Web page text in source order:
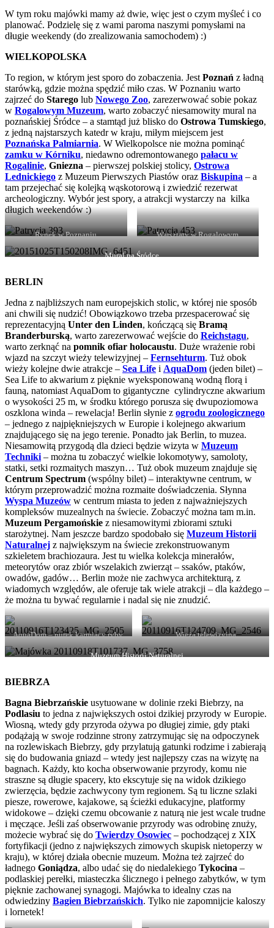
W tym roku majówki mamy aż dwie, więc jest o czym myśleć i co
planować. Podzielę się z wami paroma naszymi pomysłami na
długie weekendy (do zrealizowania samochodem) :)
WIELKOPOLSKA
To region, w którym jest sporo do zobaczenia. Jest Poznań z ładną
starówką, gdzie można spędzić miło czas. W Poznaniu warto
zajrzeć do Starego lub Nowego Zoo, zarezerwować sobie pokaz
w Rogalowym Muzeum, warto zobaczyć niesamowity mural na
poznańskiej Śródce – a stamtąd już blisko do Ostrowa Tumskiego,
z jedną najstarszych katedr w kraju, miłym miejscem jest
Poznańska Palmiarnia. W Wielkopolsce nie można pominąć
zamku w Kórniku, niedawno odremontowanego pałacu w
Rogalinie, Gniezna – pierwszej polskiej stolicy, Ostrowa
Lednickiego z Muzeum Pierwszych Piastów oraz Biskupina – a
tam przejechać się kolejką wąskotorową i zwiedzić rezerwat
archeologiczny. Wybór jest spory, a atrakcji wystarczy na kilka
długich weekendów :)
Rynek w Poznaniu
Warsztaty w Rogalowym
Muzuem
Mural na Śródce
BERLIN
Jedna z najbliższych nam europejskich stolic, w której nie sposób
ani chwili się nudzić! Obowiązkowo trzeba przespacerować się
reprezentacyjną Unter den Linden, kończącą się Bramą
Branderburską, warto zarezerwować wejście do Reichstagu,
warto zerknąć na pomnik ofiar holocaustu. Duże wrażenie robi
wjazd na szczyt wieży telewizyjnej – Fernsehturm. Tuż obok
wieży kolejne dwie atrakcje – Sea Life i AquaDom (jeden bilet) –
Sea Life to akwarium z pięknie wyeksponowaną wodną florą i
fauną, natomiast AquaDom to gigantyczne cylindryczne akwarium
o wysokości 25 m, w środku którego porusza się dwupoziomowa
oszklona winda – rewelacja! Berlin słynie z ogrodu zoologicznego
– jednego z najpiękniejszych w Europie i kolejnego akwarium
znajdującego się na jego terenie. Ponadto jak Berlin, to muzea.
Niesamowitą przygodą dla dzieci będzie wizyta w Muzeum
Techniki – można tu zobaczyć wielkie lokomotywy, samoloty,
statki, setki rozmaitych maszyn… Tuż obok muzeum znajduje się
Centrum Spectrum (wspólny bilet) – interaktywne centrum, w
którym przeprowadzić można rozmaite doświadczenia. Słynna
Wyspa Muzeów w centrum miasta to jeden z najważniejszych
kompleksów muzealnych na świecie. Zobaczyć można tam m.in.
Muzeum Pergamońskie z niesamowitymi zbiorami sztuki
starożytnej. Nam jeszcze bardzo spodobało się Muzeum Historii
Naturalnej z największym na świecie zrekonstruowanym
szkieletem brachiozaura. Jest tu wielka kolekcja minerałów,
meteorytów oraz zbiór wszelakich zwierząt – ssaków, ptaków,
owadów, gadów… Berlin może nie zachwyca architekturą, z
wiadomych względów, ale oferuje tak wiele atrakcji – dla każdego –
że można tu bywać regularnie i nadal się nie znudzić.
AquaDom – nurek karmiący ryby,
w tle okna hotelu
Wieża telewizyjna
Muzeum Historii Naturalnej
BIEBRZA
Bagna Biebrzańskie usytuowane w dolinie rzeki Biebrzy, na
Podlasiu to jedna z największych ostoi dzikiej przyrody w Europie.
Wiosną, wtedy gdy przyroda ożywa po długiej zimie, gdy ptaki
podążają w swoje rodzinne strony zatrzymując się na odpoczynek
na rozlewiskach Biebrzy, gdy przylatują gatunki rodzime i zabierają
się do budowania gniazd – wtedy jest najlepszy czas na wizytę na
bagnach. Każdy, kto kocha obserwowanie przyrody, komu nie
straszne są długie spacery, kto ekscytuje się na widok dzikiego
zwierzęcia, będzie zachwycony tym regionem. Są tu liczne szlaki
piesze, rowerowe, kajakowe, są ścieżki edukacyjne, platformy
widokowe – dzięki czemu obcowanie z naturą nie jest wcale trudne
i męczące. Jeśli zaś obserwowanie przyrody was odrobinę znuży,
możecie wybrać się do Twierdzy Osowiec – pochodzącej z XIX
fortyfikacji (jedno z największych zimowych skupisk nietoperzy w
kraju), w której działa obecnie muzeum. Można też zajrzeć do
ładnego Goniądza, albo udać się do niedalekiego Tykocina –
podlaskiej perełki, miasteczka ślicznego i pełnego zabytków, w tym
pięknie zachowanej synagogi. Majówka to idealny czas na
odwiedziny Bagien Biebrzańskich. Tylko nie zapomnijcie kaloszy
i lornetek!